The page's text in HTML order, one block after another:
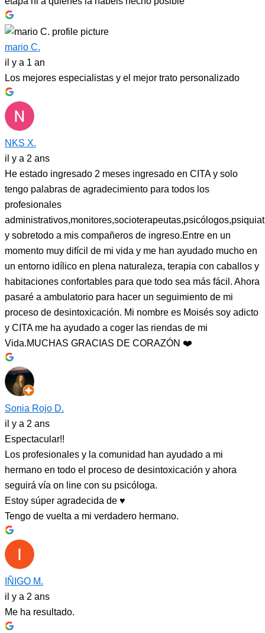
mario C.
il y a 1 an
Los mejores especialistas y el mejor trato personalizado
NKS X.
il y a 2 ans
He estado ingresado 2 meses ingresado en CITA y solo
tengo palabras de agradecimiento para todos los
profesionales
y sobretodo a mis compañeros de ingreso.Entre en un
momento muy difícil de mi vida y me han ayudado mucho en
un entorno idílico en plena naturaleza, terapia con caballos y
habitaciones confortables para que todo sea más fácil. Ahora
pasaré a ambulatorio para hacer un seguimiento de mi
proceso de desintoxicación. Mi nombre es Moisés soy adicto
y CITA me ha ayudado a coger las riendas de mi
Vida.MUCHAS GRACIAS DE CORAZÓN ❤️
Sonia Rojo D.
il y a 2 ans
Espectacular!!
Los profesionales y la comunidad han ayudado a mi
hermano en todo el proceso de desintoxicación y ahora
seguirá vía on line con su psicóloga.
Estoy súper agradecida de ♥️
Tengo de vuelta a mi verdadero hermano.
IÑIGO M.
il y a 2 ans
Me ha resultado.